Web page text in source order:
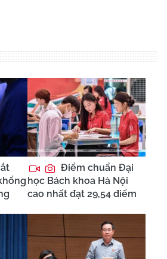
Điểm chuẩn Đại
học Bách khoa Hà Nội
cao nhất đạt 29,54 điểm